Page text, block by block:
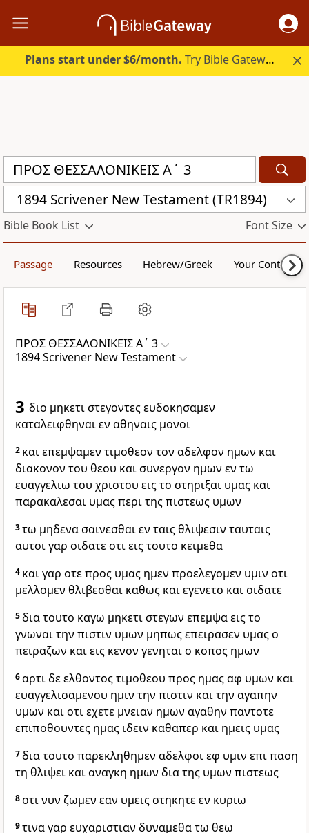
Plans start under $6/month. Try Bible Gateway Plus.
1894 Scrivener New Testament (TR1894)
Bible Book List Font Size
Passage Resources Hebrew/Greek Your Content
ΠΡΟΣ ΘΕΣΣΑΛΟΝΙΚΕΙΣ Α΄ 3
1894 Scrivener New Testament
3 διο μηκετι στεγοντες ευδοκησαμεν
καταλειφθηναι εν αθηναις μονοι
2 και επεμψαμεν τιμοθεον τον αδελφον ημων και
διακονον του θεου και συνεργον ημων εν τω
ευαγγελιω του χριστου εις το στηριξαι υμας και
παρακαλεσαι υμας περι της πιστεως υμων
3τω μηδενα σαινεσθαι εν ταις θλιψεσιν ταυταις
αυτοι γαρ οιδατε οτι εις τουτο κειμεθα
4 και γαρ οτε προς υμας ημεν προελεγομεν υμιν οτι
μελλομεν θλιβεσθαι καθως και εγενετο και οιδατε
5δια τουτο καγω μηκετι στεγων επεμψα εις το
γνωναι την πιστιν υμων μηπως επειρασεν υμας ο
πειραζων και εις κενον γενηται ο κοπος ημων
6αρτι δε ελθοντος τιμοθεου προς ημας αφ υμων και
ευαγγελισαμενου ημιν την πιστιν και την αγαπην
υμων και οτι εχετε μνειαν ημων αγαθην παντοτε
επιποθουντες ημας ιδειν καθαπερ και ημεις υμας
7δια τουτο παρεκληθημεν αδελφοι εφ υμιν επι παση
τη θλιψει και αναγκη ημων δια της υμων πιστεως
8οτι νυν ζωμεν εαν υμεις στηκητε εν κυριω
9τινα γαρ ευχαριστιαν δυναμεθα τω θεω